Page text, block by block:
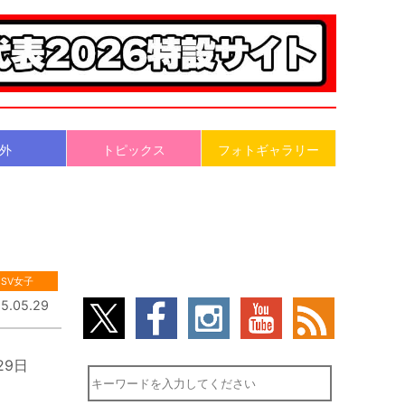
トピックス フォトギャラリー
SV女子
日